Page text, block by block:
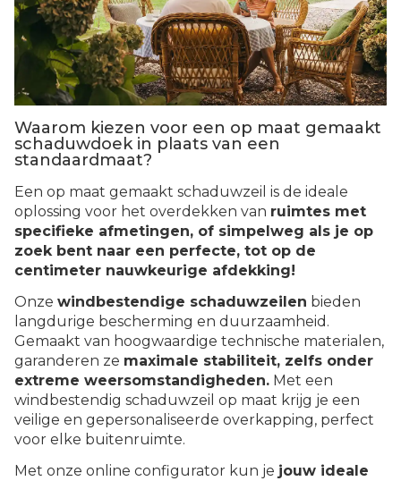
Waarom kiezen voor een op maat gemaakt
schaduwdoek in plaats van een
standaardmaat?
Een op maat gemaakt schaduwzeil is de ideale
oplossing voor het overdekken van ruimtes met
specifieke afmetingen, of simpelweg als je op
zoek bent naar een perfecte, tot op de
centimeter nauwkeurige afdekking!
Onze windbestendige schaduwzeilen bieden
langdurige bescherming en duurzaamheid.
Gemaakt van hoogwaardige technische materialen,
garanderen ze maximale stabiliteit, zelfs onder
extreme weersomstandigheden. Met een
windbestendig schaduwzeil op maat krijg je een
veilige en gepersonaliseerde overkapping, perfect
voor elke buitenruimte.
Met onze online configurator kun je jouw ideale